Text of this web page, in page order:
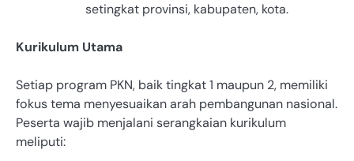
setingkat provinsi, kabupaten, kota.
Kurikulum Utama
Setiap program PKN, baik tingkat 1 maupun 2, memiliki
fokus tema menyesuaikan arah pembangunan nasional.
Peserta wajib menjalani serangkaian kurikulum
meliputi: